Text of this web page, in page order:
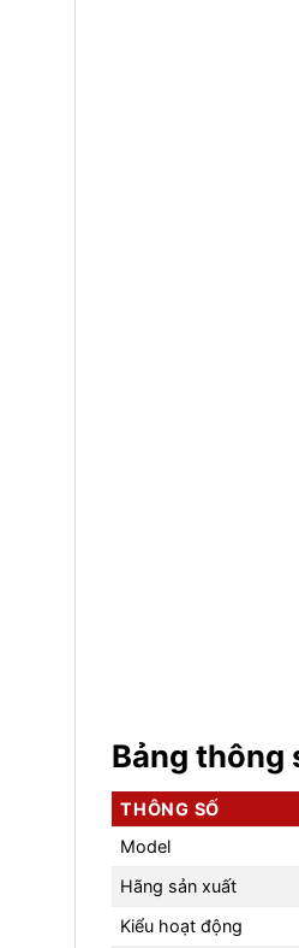
Bảng thông
THÔNG SỐ
Model
Hãng sản xuất
Kiểu hoạt động